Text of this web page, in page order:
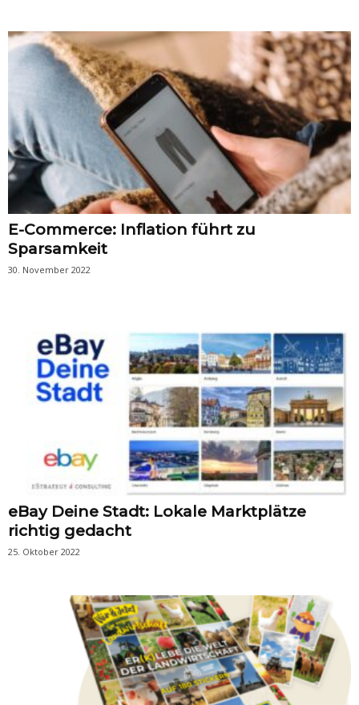
E-Commerce: Inflation führt zu
Sparsamkeit
30. November 2022
eBay Deine Stadt: Lokale Marktplätze
richtig gedacht
25. Oktober 2022